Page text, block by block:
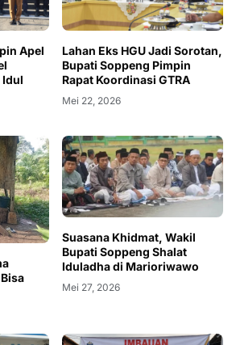
Apel
Idul
Lahan Eks HGU Jadi Sorotan,
Bupati Soppeng Pimpin
Rapat Koordinasi GTRA
Mei 22, 2026
Suasana Khidmat, Wakil
Bupati Soppeng Shalat
Iduladha di Marioriwawo
Mei 27, 2026